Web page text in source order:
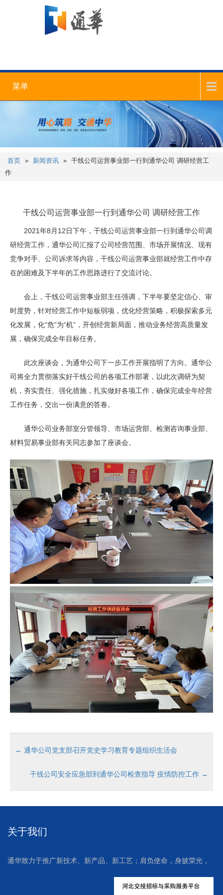
菜单
首页 » 新闻资讯 » 干线公司运营事业部一行到通华公司 调研经营工
作
干线公司运营事业部一行到通华公司 调研经营工作
2021年8月12日下午，干线公司运营事业部一行到通华公司调
研经营工作，通华公司汇报了公司经营范围、市场开展情况、现有
竞争对手、公司诉求等内容，干线公司运营事业部就经营工作中存
在的困难及下半年的工作思路进行了交流讨论。
会上，干线公司运营事业部主任强调，下半年要坚定信心、审
时度势，针对经营工作中短板弱项，优化经营策略，积极探索多元
化发展，化“危”为“机”，开创经营新局面，推动业务经营高质量发
展，确保完成全年目标任务。
此次座谈会，为通华公司下一步工作开展指明了方向。通华公
司将全力贯彻落实好干线公司的各项工作部署，以此次调研为契
机，夯实责任、强化措施，扎实做好各项工作，确保完成全年经营
工作任务，交出一份满意的答卷。
通华公司业务部室分管领导、市场运营部、检测咨询事业部、
材料贸易事业部有关同志参加了座谈会。
← 通华公司党支部召开党史学习教育专题组织生活会
干线公司安全应急部到通华公司检查指导 疫情防控工作 →
关于我们
通华致力于推广新技术、新产品、新工艺；肩负使命，身披荣光，